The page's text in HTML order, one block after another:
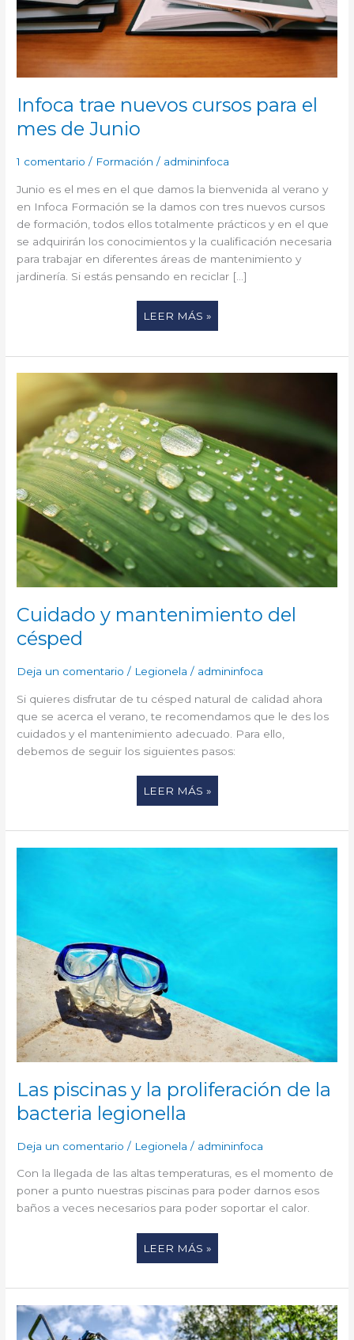
Infoca trae nuevos cursos para el
mes de Junio
1 comentario / Formación / admininfoca
Junio es el mes en el que damos la bienvenida al verano y
en Infoca Formación se la damos con tres nuevos cursos
de formación, todos ellos totalmente prácticos y en el que
se adquirirán los conocimientos y la cualificación necesaria
para trabajar en diferentes áreas de mantenimiento y
jardinería. Si estás pensando en reciclar […]
JUNIO
LEER MÁS »
Cuidado y mantenimiento del
césped
Deja un comentario / Legionela / admininfoca
Si quieres disfrutar de tu césped natural de calidad ahora
que se acerca el verano, te recomendamos que le des los
cuidados y el mantenimiento adecuado. Para ello,
debemos de seguir los siguientes pasos:
Y
MANTENIMIENTO
DEL
CÉSPED
LEER MÁS »
Las piscinas y la proliferación de la
bacteria legionella
Deja un comentario / Legionela / admininfoca
Con la llegada de las altas temperaturas, es el momento de
poner a punto nuestras piscinas para poder darnos esos
baños a veces necesarios para poder soportar el calor.
LA
BACTERIA
LEGIONELLA
LEER MÁS »
FORMACIÓN
CONTINUA